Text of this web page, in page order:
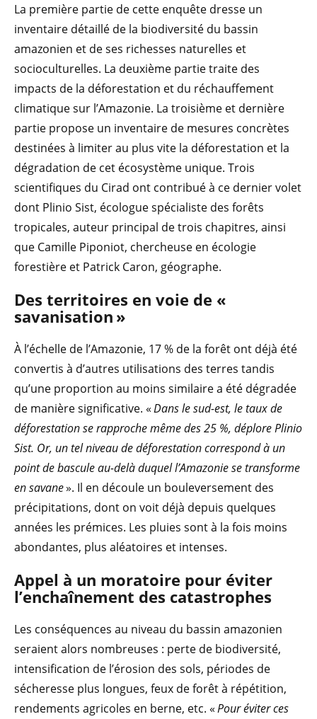
La première partie de cette enquête dresse un
inventaire détaillé de la biodiversité du bassin
amazonien et de ses richesses naturelles et
socioculturelles. La deuxième partie traite des
impacts de la déforestation et du réchauffement
climatique sur l’Amazonie. La troisième et dernière
partie propose un inventaire de mesures concrètes
destinées à limiter au plus vite la déforestation et la
dégradation de cet écosystème unique. Trois
scientifiques du Cirad ont contribué à ce dernier volet
dont Plinio Sist, écologue spécialiste des forêts
tropicales, auteur principal de trois chapitres, ainsi
que Camille Piponiot, chercheuse en écologie
forestière et Patrick Caron, géographe.
Des territoires en voie de «
savanisation »
À l’échelle de l’Amazonie, 17 % de la forêt ont déjà été
convertis à d’autres utilisations des terres tandis
qu’une proportion au moins similaire a été dégradée
de manière significative. «Dans le sud-est, le taux de
déforestation se rapproche même des 25 %, déplore Plinio
Sist. Or, un tel niveau de déforestation correspond à un
point de bascule au-delà duquel l’Amazonie se transforme
en savane». Il en découle un bouleversement des
précipitations, dont on voit déjà depuis quelques
années les prémices. Les pluies sont à la fois moins
abondantes, plus aléatoires et intenses.
Appel à un moratoire pour éviter
l’enchaînement des catastrophes
Les conséquences au niveau du bassin amazonien
seraient alors nombreuses : perte de biodiversité,
intensification de l’érosion des sols, périodes de
sécheresse plus longues, feux de forêt à répétition,
rendements agricoles en berne, etc. «Pour éviter ces